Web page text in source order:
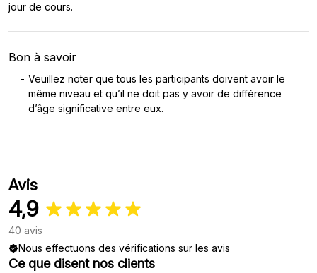
jour de cours.
Bon à savoir
Veuillez noter que tous les participants doivent avoir le
même niveau et qu’il ne doit pas y avoir de différence
d’âge significative entre eux.
Avis
4,9
40 avis
Nous effectuons des vérifications sur les avis
Ce que disent nos clients